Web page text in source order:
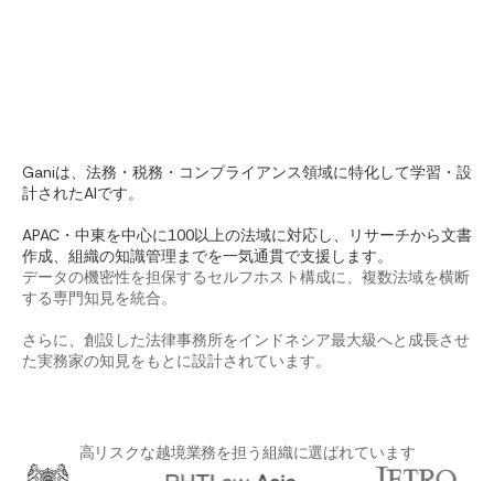
Ganiは、法務・税務・コンプライアンス領域に特化して学習・設
計されたAIです。
APAC・中東を中心に100以上の法域に対応し、リサーチから文書
作成、組織の知識管理までを一気通貫で支援します。
データの機密性を担保するセルフホスト構成に、複数法域を横断
する専門知見を統合。
さらに、創設した法律事務所をインドネシア最大級へと成長させ
た実務家の知見をもとに設計されています。
高リスクな越境業務を担う組織に選ばれています